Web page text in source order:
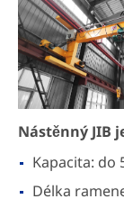
Nástěnný JIB
Kapacita: do
Délka